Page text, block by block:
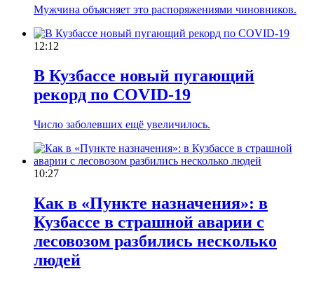
Мужчина объясняет это распоряжениями чиновников.
12:12
В Кузбассе новый пугающий
рекорд по COVID-19
Число заболевших ещё увеличилось.
10:27
Как в «Пункте назначения»: в
Кузбассе в страшной аварии с
лесовозом разбились несколько
людей